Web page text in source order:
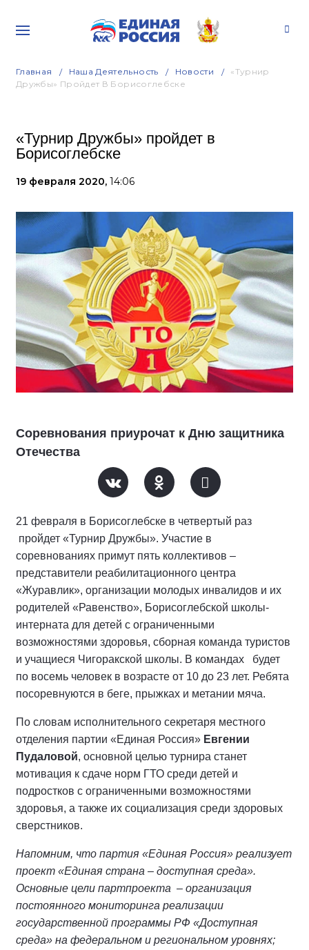
Главная Наша Деятельность Новости
«Турнир
Дружбы» Пройдет В Борисоглебске
«Турнир Дружбы» пройдет в
Борисоглебске
19 февраля 2020, 14:06
Соревнования приурочат к Дню защитника
Отечества
21 февраля в Борисоглебске в четвертый раз
пройдет «Турнир Дружбы». Участие в
соревнованиях примут пять коллективов –
представители реабилитационного центра
«Журавлик», организации молодых инвалидов и их
родителей «Равенство», Борисоглебской школы-
интерната для детей с ограниченными
возможностями здоровья, сборная команда туристов
и учащиеся Чигоракской школы. В командах будет
по восемь человек в возрасте от 10 до 23 лет. Ребята
посоревнуются в беге, прыжках и метании мяча.
По словам исполнительного секретаря местного
отделения партии «Единая Россия» Евгении
Пудаловой, основной целью турнира станет
мотивация к сдаче норм ГТО среди детей и
подростков с ограниченными возможностями
здоровья, а также их социализация среди здоровых
сверстников.
Напомним, что партия «Единая Россия» реализует
проект «Единая страна – доступная среда».
Основные цели партпроекта – организация
постоянного мониторинга реализации
государственной программы РФ «Доступная
среда» на федеральном и региональном уровнях;